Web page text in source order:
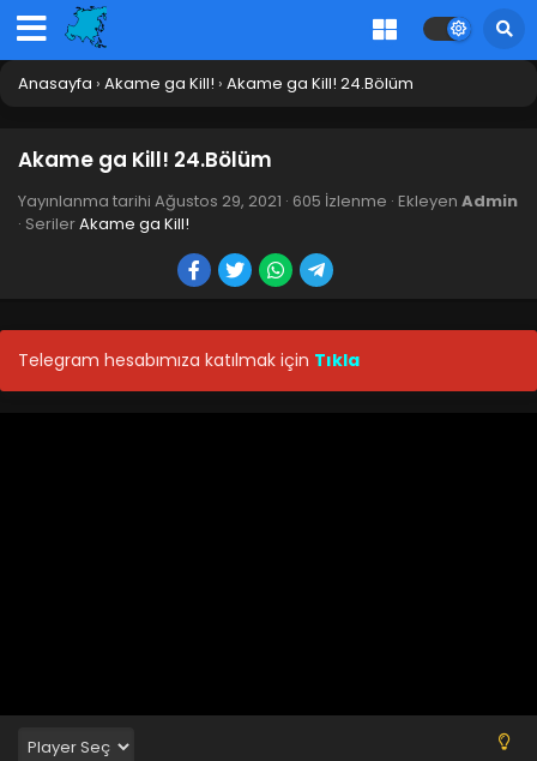
Anasayfa › Akame ga Kill! › Akame ga Kill! 24.Bölüm
Akame ga Kill! 24.Bölüm
Yayınlanma tarihi Ağustos 29, 2021 · 605 İzlenme · Ekleyen Admin
· SerilerAkame ga Kill!
Telegram hesabımıza katılmak için Tıkla